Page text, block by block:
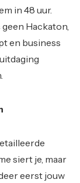
in 48 uur.
Hackaton,
en business
siert je, maar
eerst jouw